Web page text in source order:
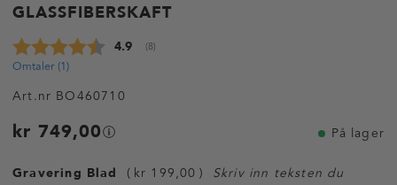
GLASSFIBERSKAFT
Gjennomsnittskarakter:
4.9 stemmer:
8
Omtaler (1 )
Art.nr BO460710
kr 749,00 På lager
Gravering Blad kr 199,00
Skriv inn teksten du